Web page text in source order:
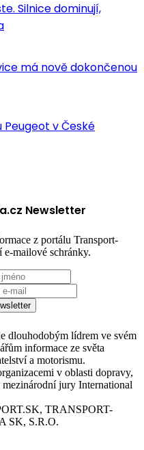
Silnice dominují,
má nově dokončenou
Peugeot v České
Newsletter
z portálu Transport-
mailové schránky.
dlouhodobým lídrem ve svém
informace ze světa
a motorismu.
v oblasti dopravy,
jury International
TRANSPORT-
SK, S.R.O.